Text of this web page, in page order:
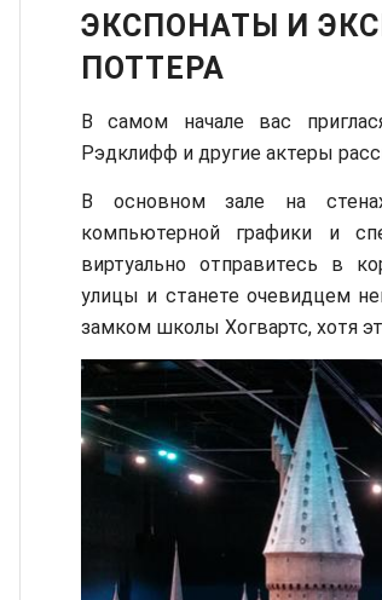
ЭКСПОНАТЫ И
ПОТТЕРА
В самом начале вас
Рэдклифф и другие актеры
В основном зале на
компьютерной графики и
виртуально отправитесь в
улицы и станете очевидцем
замком школы Хогвартс, хотя